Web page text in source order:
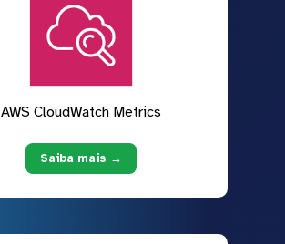
AWS CloudWatch Metrics
Saiba mais →